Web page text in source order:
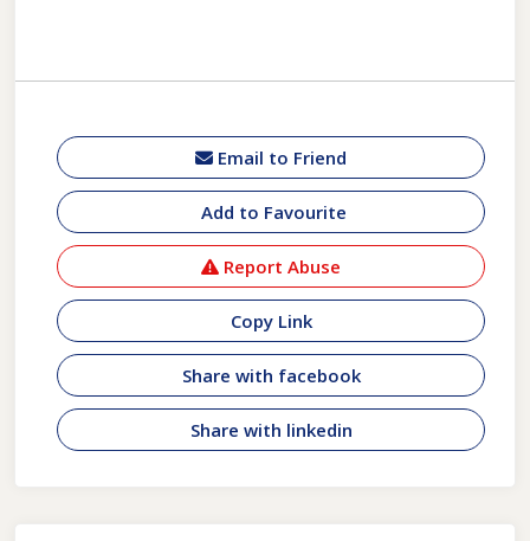
Email to Friend
Add to Favourite
Report Abuse
Copy Link
Share with facebook
Share with linkedin